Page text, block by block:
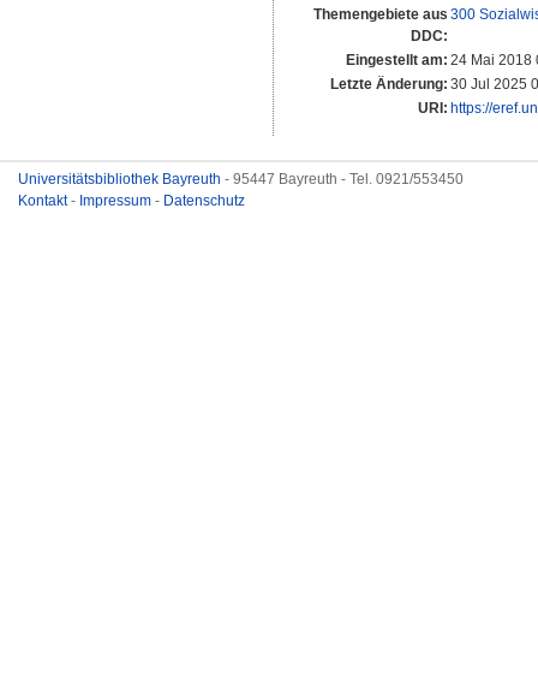
Themengebiete aus
DDC:
300
Eingestellt am: 24 Mai 2018
Letzte Änderung: 30 Jul 2025
URI: https://
Universitätsbibliothek Bayreuth - 95447 Bayreuth - Tel. 0921/553450
Kontakt- Impressum - Datenschutz